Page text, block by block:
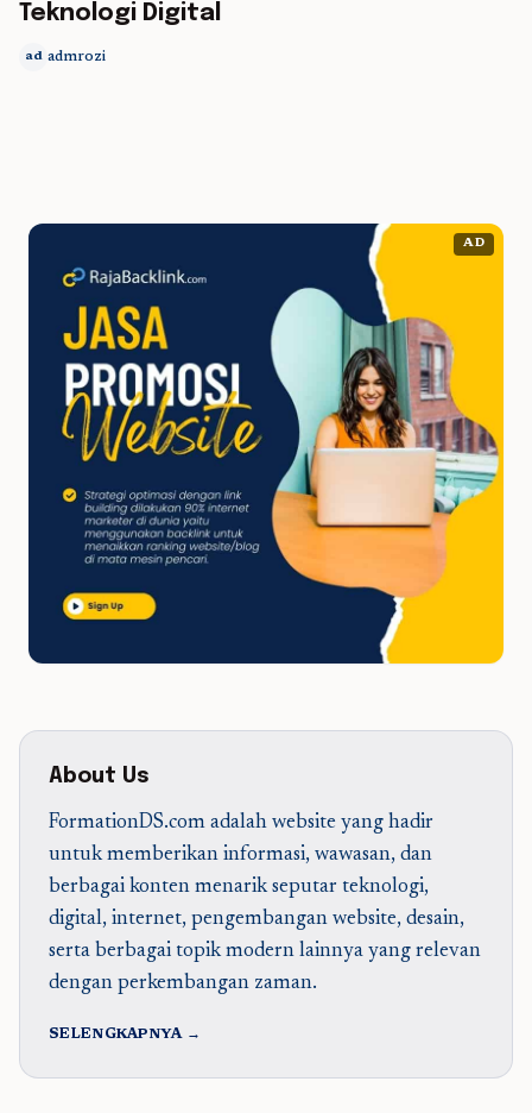
Teknologi Digital
ad admrozi
AD
About Us
FormationDS.com adalah website yang hadir
untuk memberikan informasi, wawasan, dan
berbagai konten menarik seputar teknologi,
digital, internet, pengembangan website, desain,
serta berbagai topik modern lainnya yang relevan
dengan perkembangan zaman.
SELENGKAPNYA →